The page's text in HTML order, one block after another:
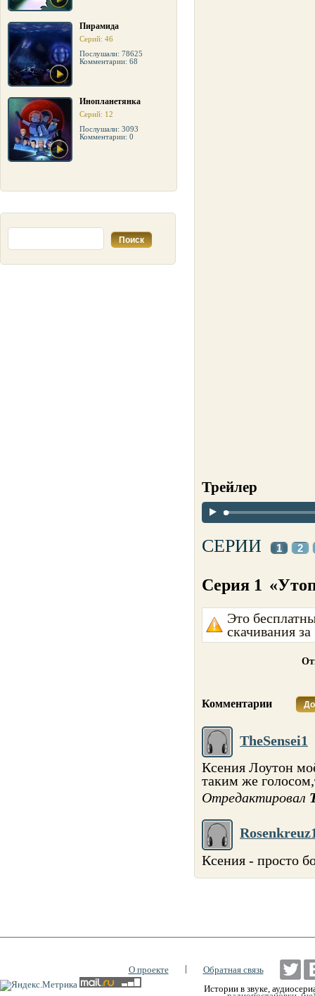
Пирамида
Серий: 46
Послушали: 78625
Комментарии: 68
Инопланетянка
Серий: 12
Послушали: 3093
Комментарии: 0
Трейлер
СЕРИИ 1 2
Серия 1
Это
скачивания
Комментарии
TheSensei1
Ксения Лоутон
таким же
Отредактировал
Ксения - просто
О проекте |
Обратная связь
Истории в звуке,